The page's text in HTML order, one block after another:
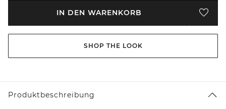
IN DEN WARENKORB
SHOP THE LOOK
Produktbeschreibung